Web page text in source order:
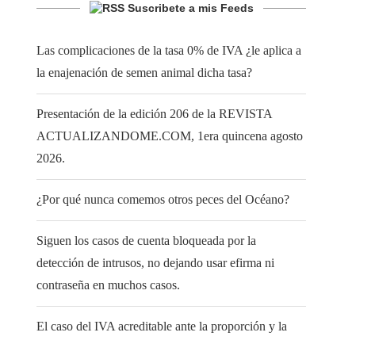
Suscribete a mis Feeds
Las complicaciones de la tasa 0% de IVA ¿le aplica a
la enajenación de semen animal dicha tasa?
Presentación de la edición 206 de la REVISTA
ACTUALIZANDOME.COM, 1era quincena agosto
2026.
¿Por qué nunca comemos otros peces del Océano?
Siguen los casos de cuenta bloqueada por la
detección de intrusos, no dejando usar efirma ni
contraseña en muchos casos.
El caso del IVA acreditable ante la proporción y la